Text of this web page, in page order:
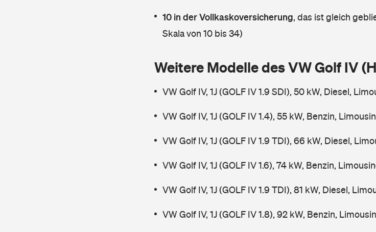
10 in der Vollkaskoversicherung, das ist gleich
Skala von 10 bis 34)
Weitere Modelle des VW Golf IV
VW Golf IV, 1J (GOLF IV 1.9 SDI), 50 kW, Diesel,
VW Golf IV, 1J (GOLF IV 1.4), 55 kW, Benzin,
VW Golf IV, 1J (GOLF IV 1.9 TDI), 66 kW, Diesel,
VW Golf IV, 1J (GOLF IV 1.6), 74 kW, Benzin,
VW Golf IV, 1J (GOLF IV 1.9 TDI), 81 kW, Diesel,
VW Golf IV, 1J (GOLF IV 1.8), 92 kW, Benzin,